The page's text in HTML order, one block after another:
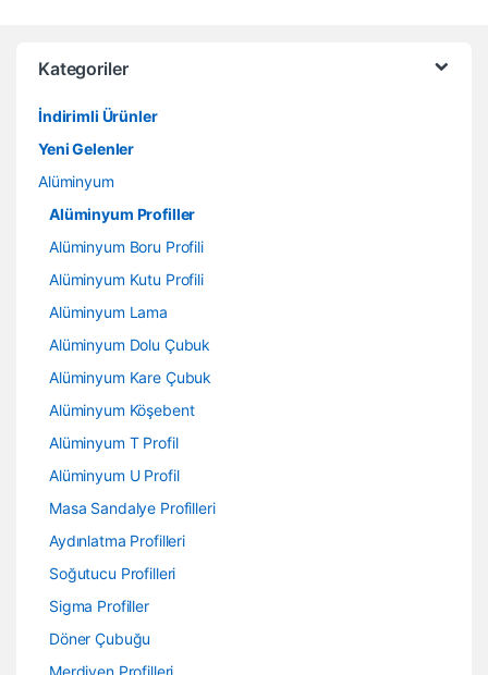
Kategoriler
İndirimli Ürünler
Yeni Gelenler
Alüminyum
Alüminyum Profiller
Alüminyum Boru Profili
Alüminyum Kutu Profili
Alüminyum Lama
Alüminyum Dolu Çubuk
Alüminyum Kare Çubuk
Alüminyum Köşebent
Alüminyum T Profil
Alüminyum U Profil
Masa Sandalye Profilleri
Aydınlatma Profilleri
Soğutucu Profilleri
Sigma Profiller
Döner Çubuğu
Merdiven Profilleri